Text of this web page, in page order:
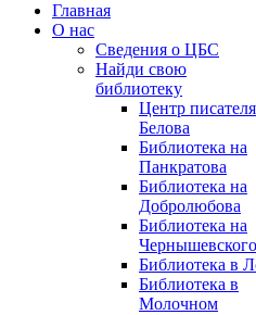
Главная
О нас
Сведения о ЦБС
Найди свою
библиотеку
Центр
Белова
Библиотека на
Панкратова
Библиотека на
Добролюбова
Библиотека на
Чернышевского
Библиотека в
Библиотека в
Молочном